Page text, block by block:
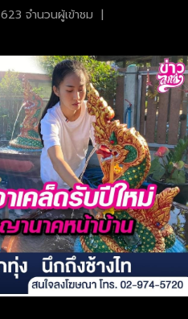
623 จำนวนผู้เข้าชม |